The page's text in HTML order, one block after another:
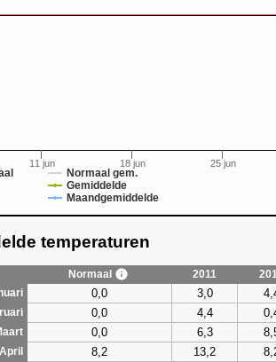
Normaal gem.
Gemiddelde
Maandgemiddelde
11 jun 18 jun 25 jun
temperaturen
Normaal 2011
0,0 3,0
0,0 4,4
0,0 6,3
April 8,2 13,2